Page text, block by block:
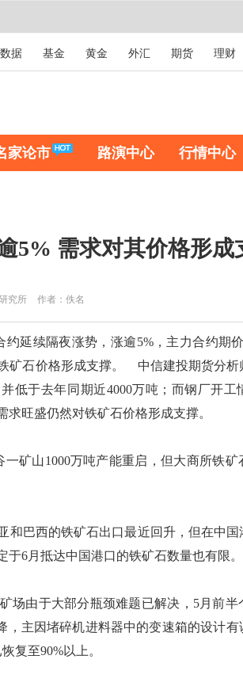
数据 基金 黄金 外汇 期货 理财
家论市 路演中心 行情中心
5% 需求对其价格形成
究所 作者：佚名
延续隔夜涨势，涨逾5%，主力合约期价
矿石价格形成支撑。 中信建投期货分析
低于去年同期近4000万吨；而钢厂开工
旺盛仍然对铁矿石价格形成支撑。
矿山1000万吨产能重启，但大商所铁矿
巴西的铁矿石出口最近回升，但在中国
6月抵达中国港口的铁矿石数量也有限。
由于大部分瓶颈难题已解决，5月前半
，主因堵碎机进料器中的变速箱的设计
复至90%以上。